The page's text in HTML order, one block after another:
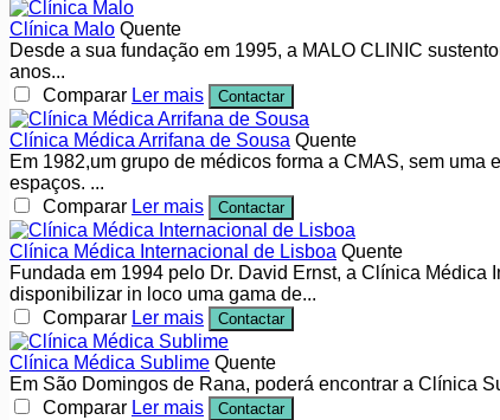
Clínica Malo Quente
Desde a sua fundação em 1995, a MALO CLINIC
anos...
Comparar Ler mais Contactar
Clínica Médica Arrifana de Sousa Quente
Em 1982,um grupo de médicos forma a CMAS, sem
espaços. ...
Comparar Ler mais Contactar
Clínica Médica Internacional de Lisboa Quente
Fundada em 1994 pelo Dr. David Ernst, a Clínica
disponibilizar in loco uma gama de...
Comparar Ler mais Contactar
Clínica Médica Sublime Quente
Em São Domingos de Rana, poderá encontrar a Clínica
Comparar Ler mais Contactar